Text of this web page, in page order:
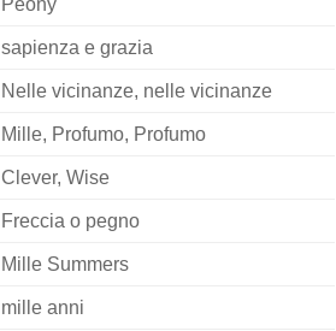
Peony
sapienza e grazia
Nelle vicinanze, nelle vicinanze
Mille, Profumo, Profumo
Clever, Wise
Freccia o pegno
Mille Summers
mille anni